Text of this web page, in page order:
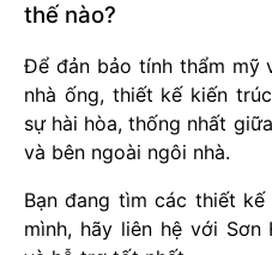
thế nào?
Để đản bảo tính thẩm mỹ
nhà ống, thiết kế kiến
sự hài hòa, thống nhất
và bên ngoài ngôi nhà.
Bạn đang tìm các thiết
mình, hãy liên hệ với